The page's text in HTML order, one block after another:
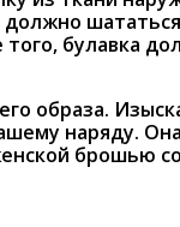
должно
булавка
образа.
наряду.
брошью